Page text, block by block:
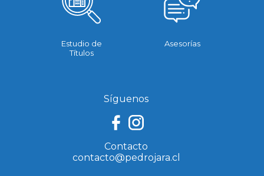
Estudio de
Títulos
Asesorías
Síguenos
Contacto
contacto@pedrojara.cl